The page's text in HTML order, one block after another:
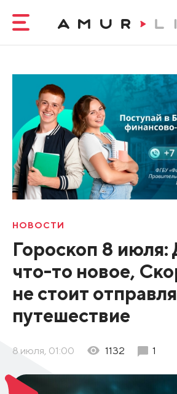
НОВОСТИ
Гороскоп 8 июля:
что-то новое,
не стоит
путешествие
8 июля, 01:00 1132 1